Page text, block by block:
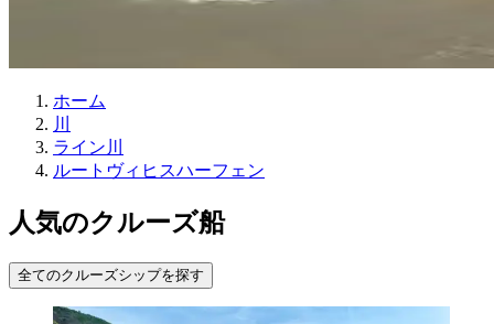
ホーム
川
ライン川
ルートヴィヒスハーフェン
人気のクルーズ船
全てのクルーズシップを探す